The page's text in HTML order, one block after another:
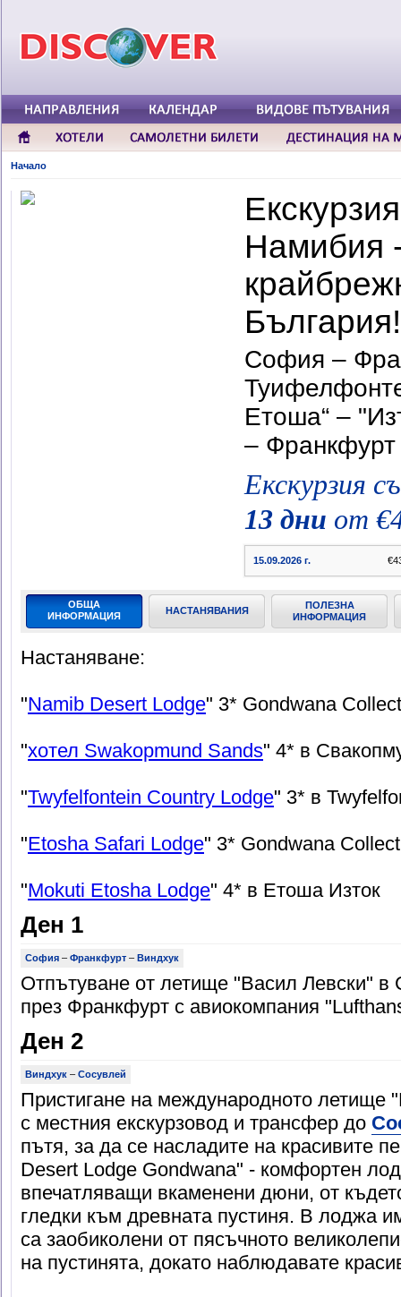
Начало
Намибия
България!
София –
Етоша“ –
–
Екскурзия
13 дни от
15.09.2026 г.
ОБЩА
ИНФОРМАЦИЯ
НАСТАНЯВАНИЯ
ПОЛЕЗНА
ИНФОРМАЦИЯ
Настаняване:
"Namib Desert Lodge" 3* Gondwana
"хотел Swakopmund Sands" 4* в
"Twyfelfontein Country Lodge" 3* в
"Etosha Safari Lodge" 3* Gondwana
"Mokuti Etosha Lodge" 4* в Етоша Изток
Ден 1
София – Франкфурт – Виндхук
Отпътуване от летище "Васил Левски"
през Франкфурт с авиокомпания
Ден 2
Виндхук – Сосувлей
Пристигане на международното летище
с местния екскурзовод и трансфер до
пътя, за да се насладите на красивите
Desert Lodge Gondwana" - комфортен
впечатляващи вкаменени дюни, от
гледки към древната пустиня. В лоджа
са заобиколени от пясъчното
на пустинята, докато наблюдавате